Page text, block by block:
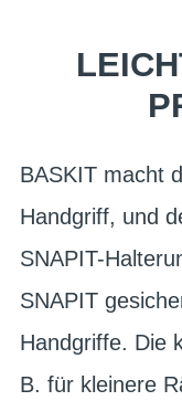
BASKIT macht
Handgriff, und
SNAPIT-
SNAPIT
Handgriffe. Die
B. für kleinere